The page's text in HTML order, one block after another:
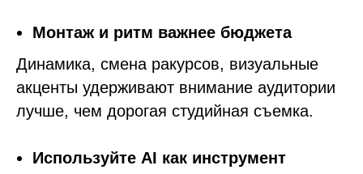
Монтаж и ритм важнее бюджета
Динамика, смена ракурсов, визуальные
акценты удерживают внимание аудитории
лучше, чем дорогая студийная съемка.
Используйте AI как инструмент